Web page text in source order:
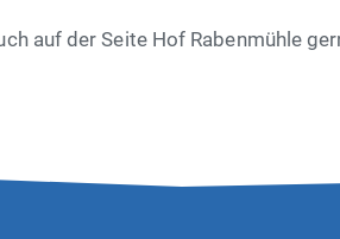
auf der Seite Hof Rabenmühle